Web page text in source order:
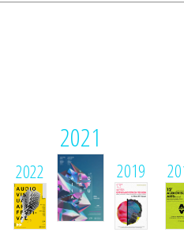
2022
2021
2019